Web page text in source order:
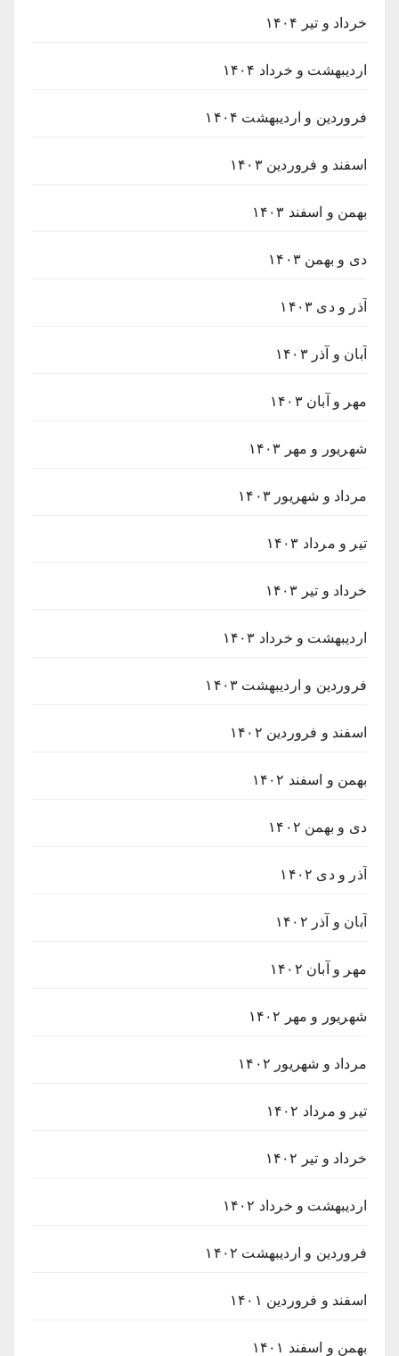
خرداد و تیر ۱۴۰۴
اردیبهشت و خرداد ۱۴۰۴
فروردین و اردیبهشت ۱۴۰۴
اسفند و فروردین ۱۴۰۳
بهمن و اسفند ۱۴۰۳
دی و بهمن ۱۴۰۳
آذر و دی ۱۴۰۳
آبان و آذر ۱۴۰۳
مهر و آبان ۱۴۰۳
شهریور و مهر ۱۴۰۳
مرداد و شهریور ۱۴۰۳
تیر و مرداد ۱۴۰۳
خرداد و تیر ۱۴۰۳
اردیبهشت و خرداد ۱۴۰۳
فروردین و اردیبهشت ۱۴۰۳
اسفند و فروردین ۱۴۰۲
بهمن و اسفند ۱۴۰۲
دی و بهمن ۱۴۰۲
آذر و دی ۱۴۰۲
آبان و آذر ۱۴۰۲
مهر و آبان ۱۴۰۲
شهریور و مهر ۱۴۰۲
مرداد و شهریور ۱۴۰۲
تیر و مرداد ۱۴۰۲
خرداد و تیر ۱۴۰۲
اردیبهشت و خرداد ۱۴۰۲
فروردین و اردیبهشت ۱۴۰۲
اسفند و فروردین ۱۴۰۱
بهمن و اسفند ۱۴۰۱